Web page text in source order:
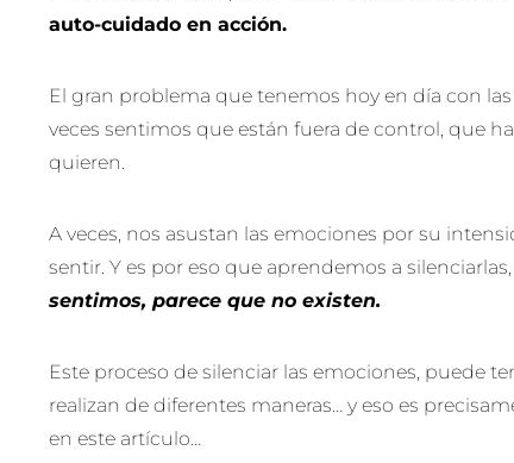
auto-cuidado en acción.
El gran problema que tenemos hoy en día con
veces sentimos que están fuera de control, que
quieren.
A veces, nos asustan las emociones por su
sentir. Y es por eso que aprendemos a silenciarlas,
sentimos, parece que no existen.
Este proceso de silenciar las emociones, puede
realizan de diferentes maneras… y eso es
en este artículo…